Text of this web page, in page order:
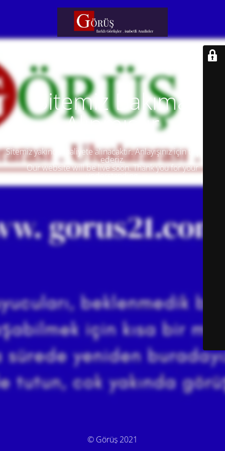
Sitemiz Bakıma
Alınmıştır
Sitemiz yakında faaliyete alınacaktır. Anlayışınız için teşekkür
ederiz.
Our website will be live soon. Thank you for your
understanding.
© Görüş 2021